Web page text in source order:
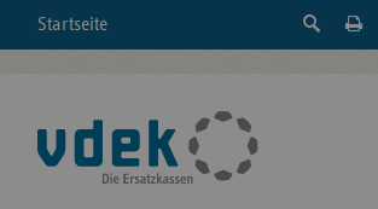
Startseite
Suche